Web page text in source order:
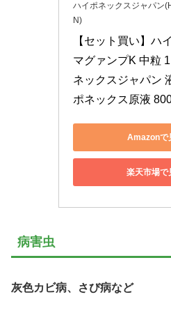
ハイポネックスジャパン
N)
【セット買い】ハ
マグァンプK 中粒
ネックスジャパン
ポネックス原液
Amazonで
楽天市場で
病害虫
灰色カビ病、さび病など